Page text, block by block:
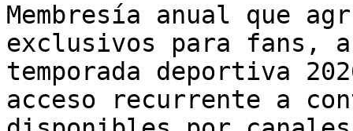
Membresía anual que
exclusivos para fans,
temporada deportiva
acceso recurrente a